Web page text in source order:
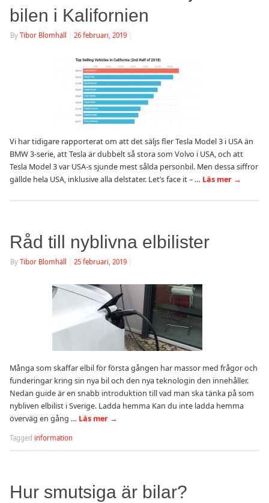
bilen i Kalifornien
By Tibor Blomhäll 26 februari, 2019
Vi har tidigare rapporterat om att det säljs fler Tesla Model 3 i USA än
BMW 3-serie, att Tesla är dubbelt så stora som Volvo i USA, och att
Tesla Model 3 var USA-s sjunde mest sålda personbil. Men dessa siffror
gällde hela USA, inklusive alla delstater. Let’s face it – … Läs mer →
Råd till nyblivna elbilister
By Tibor Blomhäll 25 februari, 2019
Många som skaffar elbil för första gången har massor med frågor och
funderingar kring sin nya bil och den nya teknologin den innehåller.
Nedan guide är en snabb introduktion till vad man ska tänka på som
nybliven elbilist i Sverige. Ladda hemma Kan du inte ladda hemma
överväg en gång … Läs mer →
Tagged information
Hur smutsiga är bilar?